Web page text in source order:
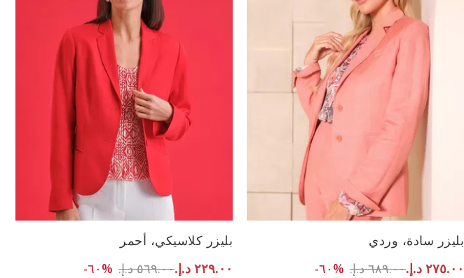
48
بليزر سادة، وردي
٢٧٥.٠٠ د.إ.‏ Price reduced from
٦٨٩.٠٠ د.إ.‏ to ٢٧٥.٠٠ د.إ.‏%٦٠-
بليزر كلاسيكي، أحمر
38
٢٢٩.٠٠ د.إ.‏ Price reduced from
٥٦٩.٠٠ د.إ.‏ to ٢٢٩.٠٠ د.إ.‏%٦٠-